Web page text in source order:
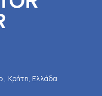
, Κρήτη, Ελλάδα